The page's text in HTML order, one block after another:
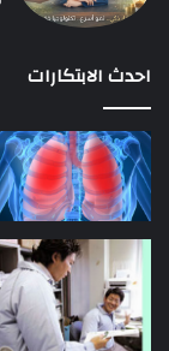
احدث الابتكارات